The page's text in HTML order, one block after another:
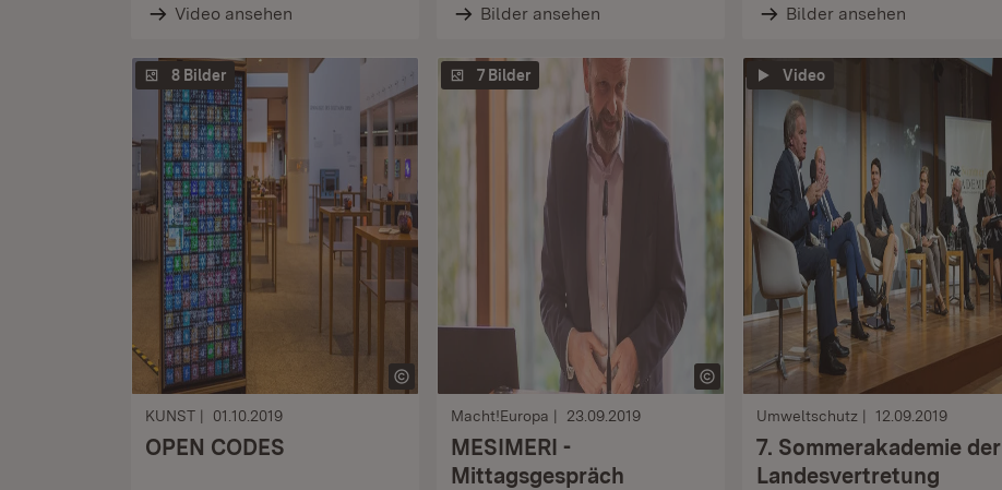
Video ansehen Bilder ansehen Bilder ansehen
8 Bilder
KUNST 01.10.2019
OPEN CODES
7 Bilder
Macht!Europa 23.09.2019
MESIMERI -
Mittagsgespräch
Video
Umweltschutz 12.09.2019
7. Sommerakademie der
Landesvertretung